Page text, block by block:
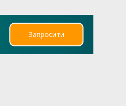
Запросити